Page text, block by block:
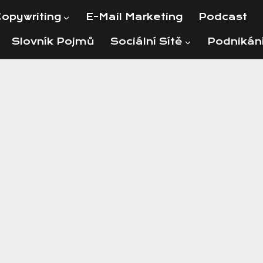
E-Mail Marketing Podcast
Slovník Pojmů Sociální Sítě